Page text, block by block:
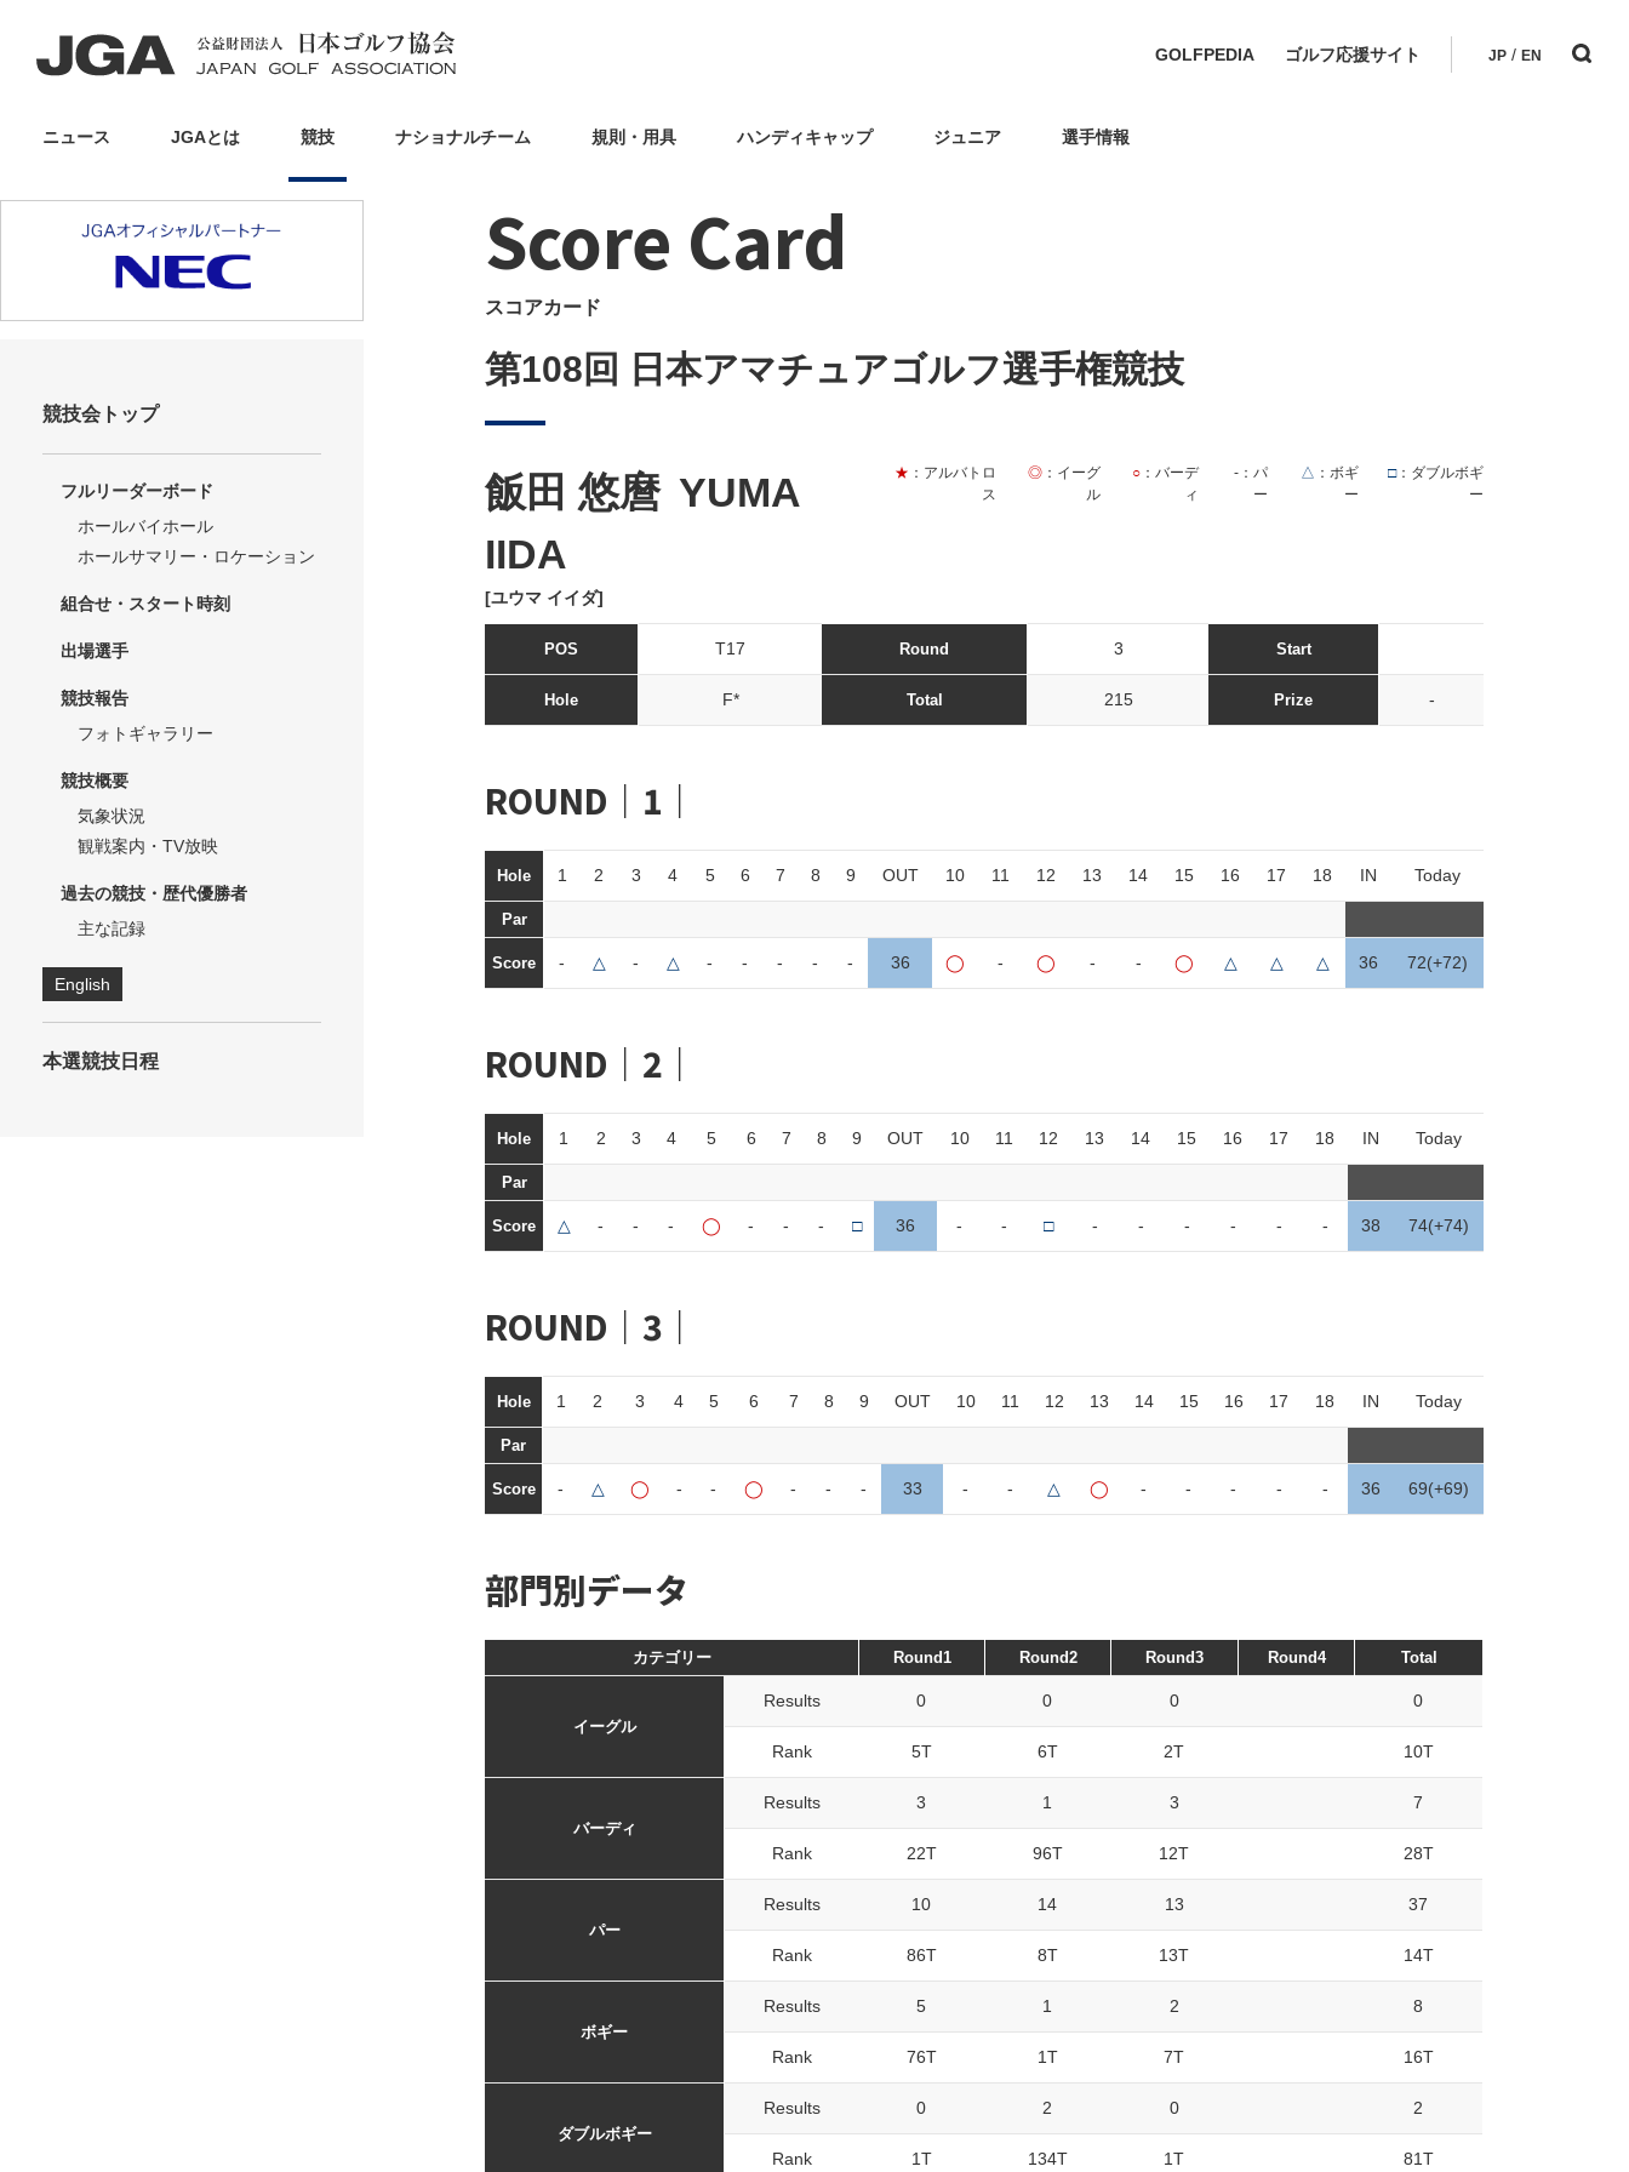
GOLFPEDIA ゴルフ応援サイト JP / EN
ニュース JGAとは 競技 ナショナルチーム 規則・用具 ハンディキャップ ジュニア 選手情報
Score Card
スコアカード
第108回 日本アマチュアゴルフ選手権競技
飯田 悠麿 YUMA
IIDA
[ユウマ イイダ]
★ ：アルバトロ
ス
◎ ：イーグ
ル
○ ：バーデ
ィ
-：パ
ー
△ ：ボギ
ー
□：ダブルボギ
ー
POS T17 Round 3 Start
Hole F* Total 215 Prize -
ROUND｜1｜
Hole 1 2 3 4 5 6 7 8 9 OUT 10 11 12 13 14 15 16 17 18 IN Today
Par
Score - △ - △ - - - - - 36 ◯ - ◯ - - ◯ △ △ △ 36 72(+72)
ROUND｜2｜
Hole 1 2 3 4 5 6 7 8 9 OUT 10 11 12 13 14 15 16 17 18 IN Today
Par
Score △ - - - ◯ - - - □ 36 - - □ - - - - - - 38 74(+74)
ROUND｜3｜
Hole 1 2 3 4 5 6 7 8 9 OUT 10 11 12 13 14 15 16 17 18 IN Today
Par
Score - △ ◯ - - ◯ - - - 33 - - △ ◯ - - - - - 36 69(+69)
部門別データ
カテゴリー Round1 Round2 Round3 Round4 Total
イーグル
Results 0 0 0 0
Rank 5T 6T 2T 10T
バーディ
Results 3 1 3 7
Rank 22T 96T 12T 28T
パー
Results 10 14 13 37
Rank 86T 8T 13T 14T
ボギー
Results 5 1 2 8
Rank 76T 1T 7T 16T
ダブルボギー
Results 0 2 0 2
Rank 1T 134T 1T 81T
競技会トップ
フルリーダーボード
ホールバイホール
ホールサマリー・ロケーション
組合せ・スタート時刻
出場選手
競技報告
フォトギャラリー
競技概要
気象状況
観戦案内・TV放映
過去の競技・歴代優勝者
主な記録
English
本選競技日程